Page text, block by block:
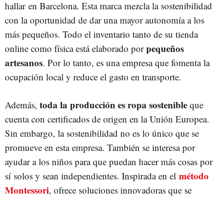
hallar en Barcelona. Esta marca mezcla la sostenibilidad
con la oportunidad de dar una mayor autonomía a los
más pequeños. Todo el inventario tanto de su tienda
online como física está elaborado porpequeños
artesanos. Por lo tanto, es una empresa que fomenta la
ocupación local y reduce el gasto en transporte.
Además, toda la producción es ropa sostenible que
cuenta con certificados de origen en la Unión Europea.
Sin embargo, la sostenibilidad no es lo único que se
promueve en esta empresa. También se interesa por
ayudar a los niños para que puedan hacer más cosas por
sí solos y sean independientes. Inspirada en el método
Montessori, ofrece soluciones innovadoras que se